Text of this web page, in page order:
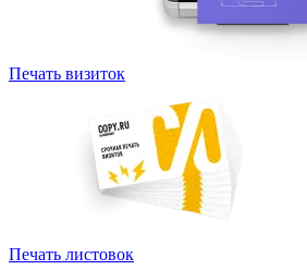
Печать визиток
Печать листовок